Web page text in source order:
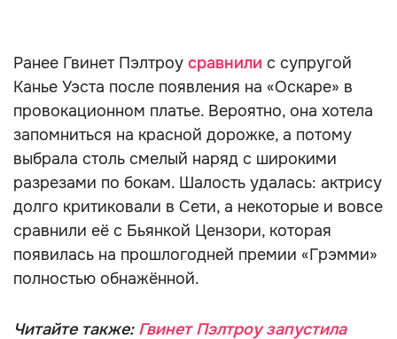
Ранее Гвинет Пэлтроу сравнили с супругой
Канье Уэста после появления на «Оскаре» в
провокационном платье. Вероятно, она хотела
запомниться на красной дорожке, а потому
выбрала столь смелый наряд с широкими
разрезами по бокам. Шалость удалась: актрису
долго критиковали в Сети, а некоторые и вовсе
сравнили её с Бьянкой Цензори, которая
появилась на прошлогодней премии «Грэмми»
полностью обнажённой.
Читайте также: Гвинет Пэлтроу запустила